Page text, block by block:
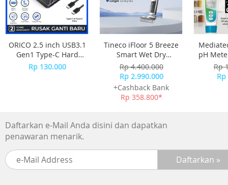
ORICO 2.5 inch USB3.1
Gen1 Type-C Hard
Drive Enclosure -
25PW1C-C3
Rp 130.000
Tineco iFloor 5 Breeze
Smart Wet Dry
Cordless Vacuum
Cleaner Vakum
Penghisap Debu
Rp 4.400.000
Rp 2.990.000
+Cashback Bank
Rp 358.800*
pH
Rp
Daftarkan e-Mail Anda disini dan dapatkan
penawaran menarik.